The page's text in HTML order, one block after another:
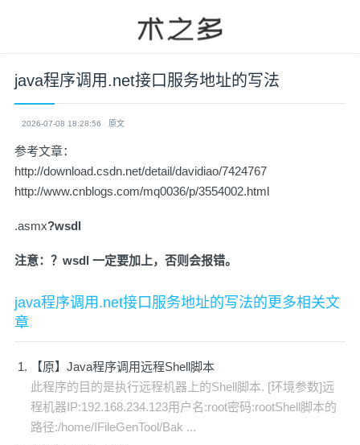
java程序调用.net接口服务地址的写法
2026-07-08 18:28:56 原文
参考文章：
http://download.csdn.net/detail/davidiao/7424767
http://www.cnblogs.com/mq0036/p/3554002.html
.asmx?wsdl
注意：？wsdl 一定要加上，否则会报错。
java程序调用.net接口服务地址的写法的更多相关文
章
【原】Java程序调用远程Shell脚本
此程序的目的是执行远程机器上的Shell脚本. [环境参数]远
程机器IP:192.168.234.123用户名:root密码:rootShell脚本的
路径:/home/IFileGenTool/Bak ...